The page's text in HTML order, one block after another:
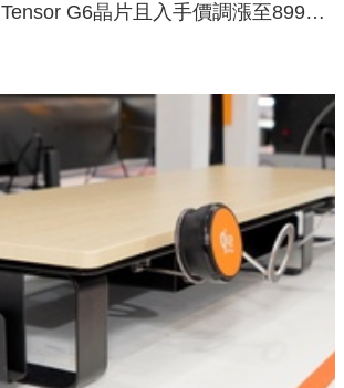
Tensor G6晶片且入手價調漲至899美